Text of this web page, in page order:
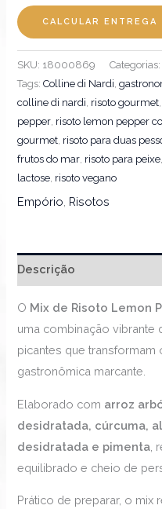
CALCULAR ENTREGA
SKU: 18000869 Categorias:
Tags:Colline di Nardi,
colline di nardi, risoto gourmet,
pepper, risoto lemon pepper
gourmet, risoto para duas
frutos do mar, risoto para peixe,
lactose, risoto vegano
Empório Risotos
Descrição
O Mix de Risoto Lemon
uma combinação
picantes que
gastronômica marcante.
Elaborado com arroz
desidratada, cúrcuma,
desidratada e pimenta ,
equilibrado e cheio de
Prático de preparar, o mix